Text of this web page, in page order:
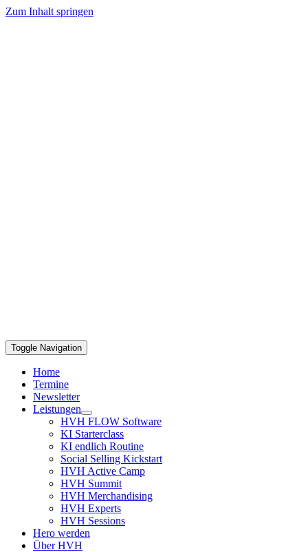
Zum Inhalt springen
Toggle Navigation
Home
Termine
Newsletter
Leistungen
HVH FLOW Software
KI Starterclass
KI endlich Routine
Social Selling Kickstart
HVH Active Camp
HVH Summit
HVH Merchandising
HVH Experts
HVH Sessions
Hero werden
Über HVH